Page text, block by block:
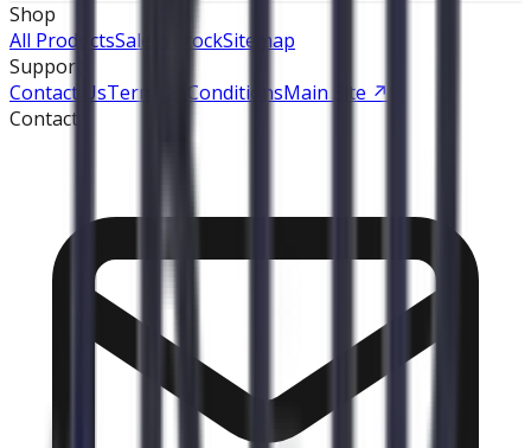
Shop
All ProductsSale In StockSitemap
Support
Contact UsTerms & ConditionsMain Site ↗
Contact